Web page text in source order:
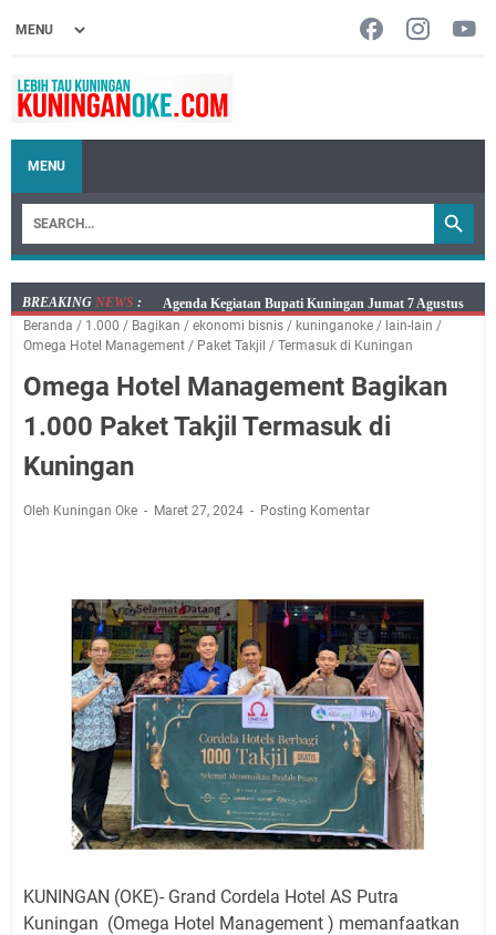
MENU
BREAKING NEWS :
Agenda Kegiatan Bupati Kuningan Jumat 7 Agustus
2026 Ada Tiga, Tapi yang Bakal Dihadiri Hanya Satu
Agustus 2026
Jumat 7 Agustus 2026 Mobil SIM Keliling Ada di
Kecamatan Sindangagung
Jadwal Salat Wilayah Kuningan Jumat 7 Agustus 2026
Nobar Final Piala Presiden 2026 Bersama Kebo Bule
Sangat Seru
Warga Mulai Kesulitan Air Bersih Akibat Kekeringan,
Polres Kuningan dan PAM Tirta Kamuning Salurakan
12 Ribu Liter
Uniku Jadi Tuan Rumah Pendampingan Penyusunan
Dokumen SPMI
Sudahkah Kita Merdeka Dari Hawa Nafsu?
Beranda / 1.000 / Bagikan / ekonomi bisnis / kuninganoke / lain-lain /
Omega Hotel Management / Paket Takjil / Termasuk di Kuningan
Omega Hotel Management Bagikan
1.000 Paket Takjil Termasuk di
Kuningan
Oleh Kuningan Oke Maret 27, 2024 Posting Komentar
KUNINGAN (OKE)- Grand Cordela Hotel AS Putra
Kuningan (Omega Hotel Management ) memanfaatkan